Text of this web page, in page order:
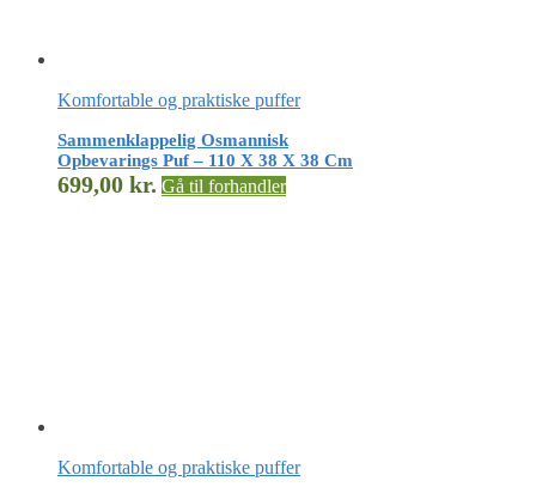
Komfortable og praktiske puffer
Sammenklappelig Osmannisk
Opbevarings Puf – 110 X 38 X 38 Cm
699,00 kr. Gå til forhandler
Komfortable og praktiske puffer